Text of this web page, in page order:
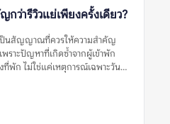
ข้าพักก็มีข้อจำกัดเช่นกัน เพราะ
ย หรือสะท้อนเหตุการณ์เฉพาะวัน
ระเภทจึงสำคัญกว่าการเลือกเชื่อ
กว่ารีวิวแย่เพียงครั้งเดียว?
ป็นสัญญาณที่ควรให้ความสำคัญ
พราะปัญหาที่เกิดซ้ำจากผู้เข้าพัก
พัก ไม่ใช่แค่เหตุการณ์เฉพาะวัน